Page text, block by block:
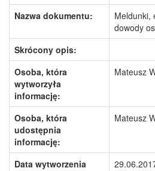
Nazwa dokumentu:
Meldunki,
dowody
Skrócony opis:
Osoba, która
wytworzyła
informację:
Mateusz
Osoba, która
udostępnia
informację:
Mateusz
Data wytworzenia